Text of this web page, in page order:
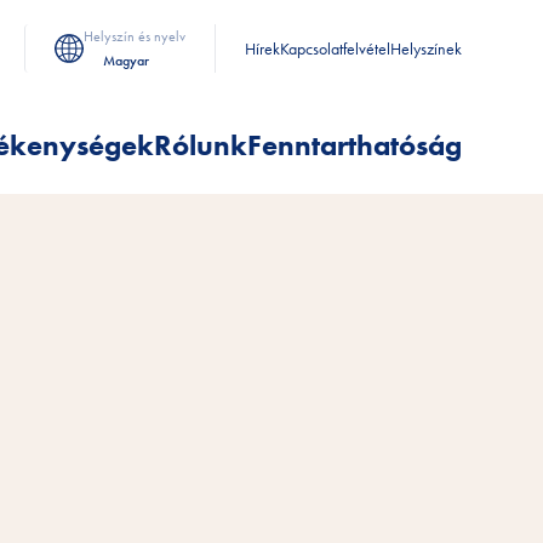
Helyszín és nyelv
Magyar
HírekKapcsolatfelvételHelyszínek
RólunkFenntarthatóság